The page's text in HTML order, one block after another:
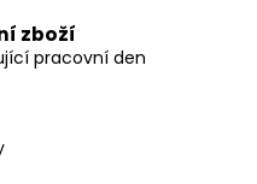
zboží
pracovní den